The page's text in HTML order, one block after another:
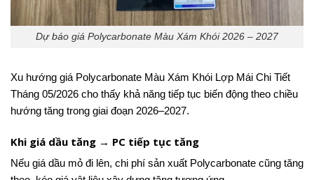
Dự báo giá Polycarbonate Màu Xám Khói 2026 – 2027
Xu hướng giá Polycarbonate Màu Xám Khói Lợp Mái Chi Tiết
Tháng 05/2026 cho thấy khả năng tiếp tục biến động theo chiều
hướng tăng trong giai đoạn 2026–2027.
Khi giá dầu tăng → PC tiếp tục tăng
Nếu giá dầu mỏ đi lên, chi phí sản xuất Polycarbonate cũng tăng